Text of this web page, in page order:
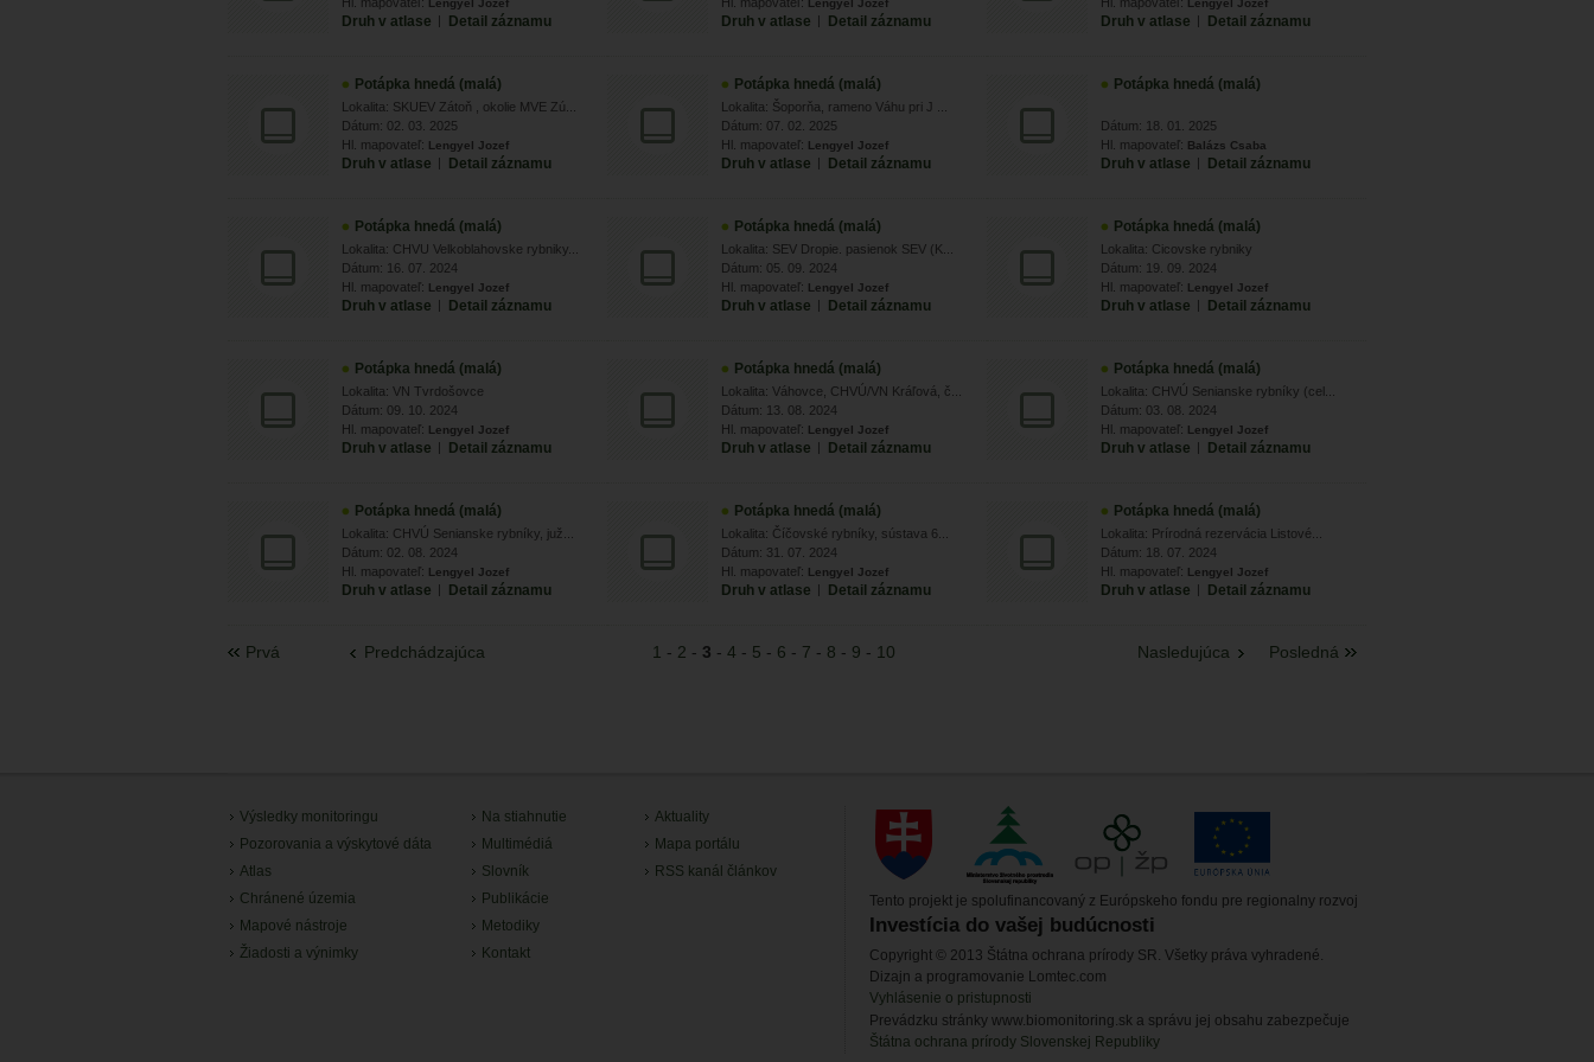
Lengyel Jozef
Druh v atlase | Detail záznamu
Lengyel Jozef
Druh v atlase | Detail záznamu
Lengyel Jozef
Druh v atlase | Detail záznamu
Potápka hnedá (malá)
Lokalita: SKUEV Zátoň , okolie MVE Zú...
Dátum: 02. 03. 2025
Hl. mapovateľ: Lengyel Jozef
Druh v atlase | Detail záznamu
Potápka hnedá (malá)
Lokalita: Šoporňa, rameno Váhu pri J ...
Dátum: 07. 02. 2025
Hl. mapovateľ: Lengyel Jozef
Druh v atlase | Detail záznamu
Potápka hnedá (malá)
Dátum: 18. 01. 2025
Hl. mapovateľ: Balázs Csaba
Druh v atlase | Detail záznamu
Potápka hnedá (malá)
Lokalita: CHVU Velkoblahovske rybniky...
Dátum: 16. 07. 2024
Hl. mapovateľ: Lengyel Jozef
Druh v atlase | Detail záznamu
Potápka hnedá (malá)
Lokalita: SEV Dropie. pasienok SEV (K...
Dátum: 05. 09. 2024
Hl. mapovateľ: Lengyel Jozef
Druh v atlase | Detail záznamu
Potápka hnedá (malá)
Lokalita: Cicovske rybniky
Dátum: 19. 09. 2024
Hl. mapovateľ: Lengyel Jozef
Druh v atlase | Detail záznamu
Potápka hnedá (malá)
Lokalita: VN Tvrdošovce
Dátum: 09. 10. 2024
Hl. mapovateľ: Lengyel Jozef
Druh v atlase | Detail záznamu
Potápka hnedá (malá)
Lokalita: Váhovce, CHVÚ/VN Kráľová, č...
Dátum: 13. 08. 2024
Hl. mapovateľ: Lengyel Jozef
Druh v atlase | Detail záznamu
Potápka hnedá (malá)
Lokalita: CHVÚ Senianske rybníky (cel...
Dátum: 03. 08. 2024
Hl. mapovateľ: Lengyel Jozef
Druh v atlase | Detail záznamu
Potápka hnedá (malá)
Lokalita: CHVÚ Senianske rybníky, juž...
Dátum: 02. 08. 2024
Hl. mapovateľ: Lengyel Jozef
Druh v atlase | Detail záznamu
Potápka hnedá (malá)
Lokalita: Číčovské rybníky, sústava 6...
Dátum: 31. 07. 2024
Hl. mapovateľ: Lengyel Jozef
Druh v atlase | Detail záznamu
Potápka hnedá (malá)
Lokalita: Prírodná rezervácia Listové...
Dátum: 18. 07. 2024
Hl. mapovateľ: Lengyel Jozef
Druh v atlase | Detail záznamu
Prvá Predchádzajúca 1 - 2 - 3 - 4 - 5 - 6 - 7 - 8 - 9 - 10 Posledná
Nasledujúca
Výsledky monitoringu
Pozorovania a výskytové dáta
Atlas
Chránené územia
Mapové nástroje
Žiadosti a výnimky
Na stiahnutie
Multimédiá
Slovník
Publikácie
Metodiky
Kontakt
Aktuality
Mapa portálu
RSS kanál článkov
Tento projekt je spolufinancovaný z Európskeho fondu pre regionalny rozvoj
Investícia do vašej budúcnosti
Copyright © 2013 Štátna ochrana prírody SR. Všetky práva vyhradené.
Dizajn a programovanie Lomtec.com
Vyhlásenie o pristupnosti
Prevádzku stránky www.biomonitoring.sk a správu jej obsahu zabezpečuje
Štátna ochrana prírody Slovenskej Republiky